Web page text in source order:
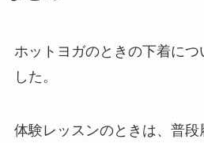
ホットヨガのときの下着につ
した。
体験レッスンのときは、普段